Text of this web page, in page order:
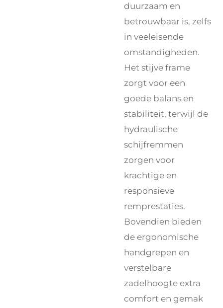
duurzaam en
betrouwbaar is, zelfs
in veeleisende
omstandigheden.
Het stijve frame
zorgt voor een
goede balans en
stabiliteit, terwijl de
hydraulische
schijfremmen
zorgen voor
krachtige en
responsieve
remprestaties.
Bovendien bieden
de ergonomische
handgrepen en
verstelbare
zadelhoogte extra
comfort en gemak